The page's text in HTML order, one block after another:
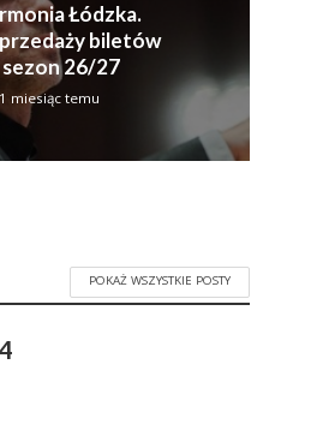
Łódzka.
biletów
sezon 26/27
1 miesiąc temu
POKAŻ WSZYSTKIE POSTY